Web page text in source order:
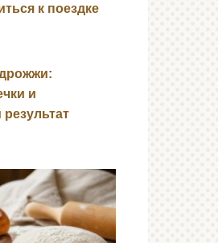
к поездке
и